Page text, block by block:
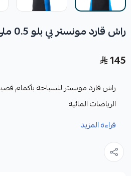
راش قارد مونستر بي بلو 0.5 ملى
145
راش قارد مونستر للسباحة بأكمام
الرياضات المائية
المميزات:
قراءة المزيد